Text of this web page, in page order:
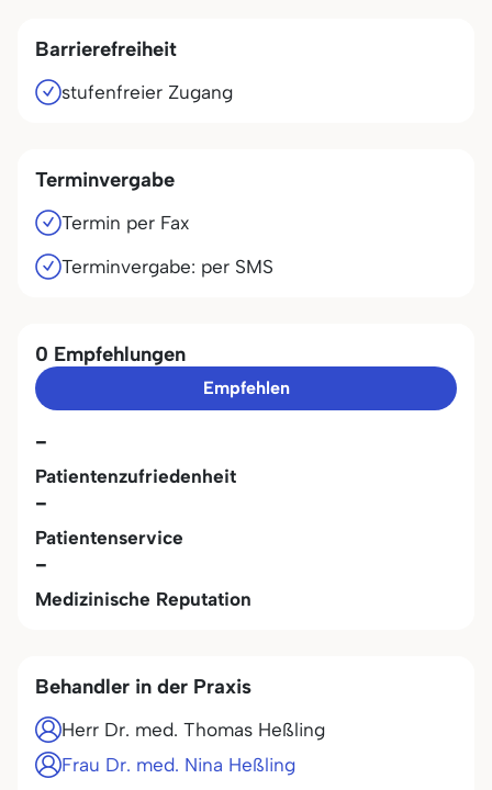
Barrierefreiheit
stufenfreier Zugang
Terminvergabe
Termin per Fax
Terminvergabe: per SMS
0 Empfehlungen
Empfehlen
-
Patientenzufriedenheit
-
Patientenservice
-
Medizinische Reputation
Behandler in der Praxis
Herr Dr. med. Thomas Heßling
Frau Dr. med. Nina Heßling